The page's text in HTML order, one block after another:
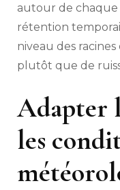
autour de chaque
rétention
niveau des
plutôt que de
Adapter
les